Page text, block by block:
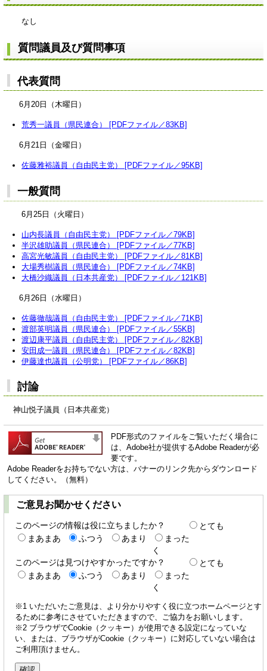
なし
質問議員及び質問事項
代表質問
6月20日（木曜日）
荒秀一議員（県民連合） [PDFファイル／83KB]
6月21日（金曜日）
佐藤雅裕議員（自由民主党） [PDFファイル／95KB]
一般質問
6月25日（火曜日）
山内長議員（自由民主党） [PDFファイル／79KB]
半沢雄助議員（県民連合） [PDFファイル／77KB]
高宮光敏議員（自由民主党） [PDFファイル／81KB]
大場秀樹議員（県民連合） [PDFファイル／74KB]
大橋沙織議員（日本共産党） [PDFファイル／121KB]
6月26日（水曜日）
佐藤徹哉議員（自由民主党） [PDFファイル／71KB]
渡部英明議員（県民連合） [PDFファイル／55KB]
渡辺康平議員（自由民主党） [PDFファイル／82KB]
安田成一議員（県民連合） [PDFファイル／82KB]
伊藤達也議員（公明党） [PDFファイル／86KB]
討論
神山悦子議員（日本共産党）
PDF形式のファイルをご覧いただく場合に
は、Adobe社が提供するAdobe Readerが必
要です。
Adobe Readerをお持ちでない方は、バナーのリンク先からダウンロード
してください。（無料）
ご意見お聞かせください
このページの情報は役に立ちましたか？
とても
まあまあ
ふつう あまり
まった
く
このページは見つけやすかったですか？
とても
まあまあ
ふつう あまり
まった
く
※1 いただいたご意見は、より分かりやすく役に立つホームページとす
るために参考にさせていただきますので、ご協力をお願いします。
※2 ブラウザでCookie（クッキー）が使用できる設定になっていな
い、または、ブラウザがCookie（クッキー）に対応していない場合は
ご利用頂けません。